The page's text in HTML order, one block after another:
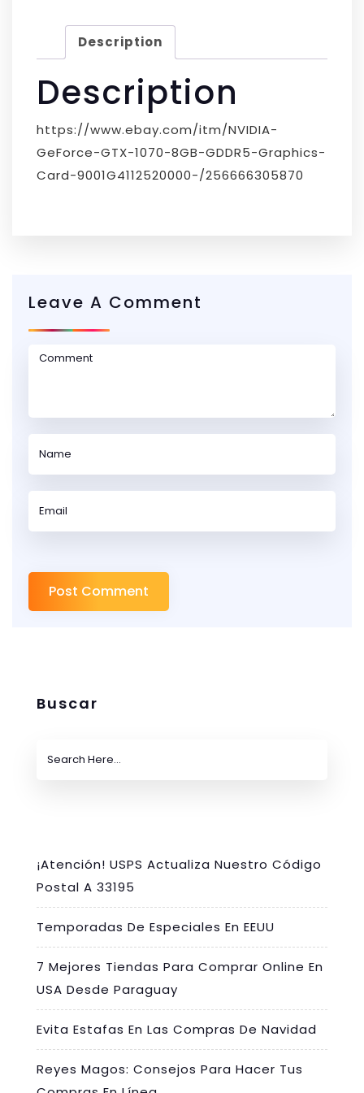
Description
Description
https://www.ebay.com/itm/NVIDIA-
GeForce-GTX-1070-8GB-GDDR5-Graphics-
Card-9001G4112520000-/256666305870
Leave A Comment
Buscar
¡Atención! USPS Actualiza Nuestro Código
Postal A 33195
Temporadas De Especiales En EEUU
7 Mejores Tiendas Para Comprar Online En
USA Desde Paraguay
Evita Estafas En Las Compras De Navidad
Reyes Magos: Consejos Para Hacer Tus